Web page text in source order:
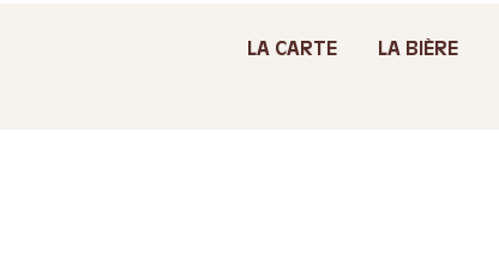
LA CARTE LA BIÈRE